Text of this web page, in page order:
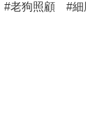
老狗照顧
細